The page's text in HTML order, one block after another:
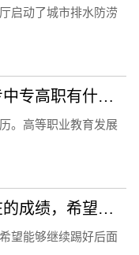
启动了城市排水防涝
高职是中专还是大专啊（大专中专高职有什么区别）
。高等职业教育发展
穆谢奎：我们并不满足于现在的成绩，希望能够继续踢好后面的比赛
望能够继续踢好后面